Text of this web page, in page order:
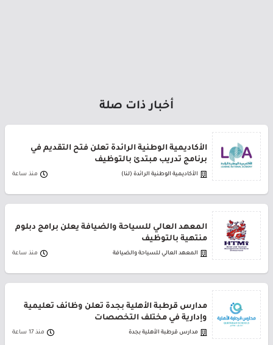
أخبار ذات صلة
الأكاديمية الوطنية الرائدة تعلن فتح التقديم في
برنامج تدريب مبتدئ بالتوظيف
الأكاديمية الوطنية الرائدة (لنا) منذ ساعة
المعهد العالي للسياحة والضيافة يعلن برامج دبلوم
منتهية بالتوظيف
المعهد العالي للسياحة والضيافة منذ ساعة
مدارس قرطبة الأهلية بجدة تعلن وظائف تعليمية
وإدارية في مختلف التخصصات
مدارس قرطبة الأهلية بجدة منذ 17 ساعة